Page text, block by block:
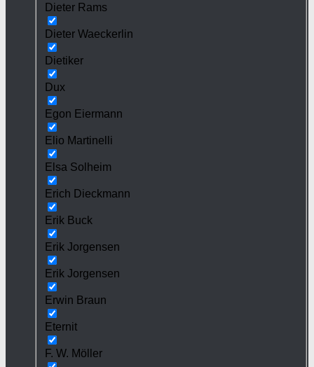
Dieter Rams
Dieter Waeckerlin
Dietiker
Dux
Egon Eiermann
Elio Martinelli
Elsa Solheim
Erich Dieckmann
Erik Buck
Erik Jorgensen
Erik Jorgensen
Erwin Braun
Eternit
F. W. Möller